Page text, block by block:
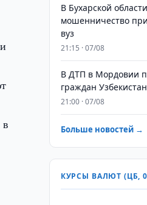
В Бухарской
мошенничество
вуз
21:15 · 07/08
В ДТП в Мордовии
граждан
21:00 · 07/08
Больше новостей →
КУРСЫ ВАЛЮТ (ЦБ,